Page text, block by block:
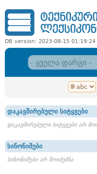
DB version: 2023-08-15 01:19:24
დაკავშირებული სიტყვები
დაკავშირებული სიტყვები არ
სინონიმები
სინონიმები არ მოიძებნა